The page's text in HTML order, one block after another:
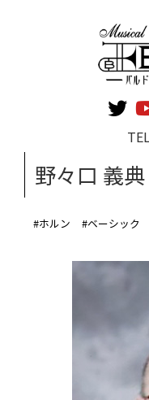
野々口 義典
#ホルン #ベーシック